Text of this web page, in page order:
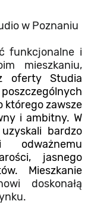
w Poznaniu
funkcjonalne i
mieszkaniu,
oferty Studia
którego zawsze
i ambitny. W
uzyskali bardzo
odważnemu
jasnego
Mieszkanie
doskonałą